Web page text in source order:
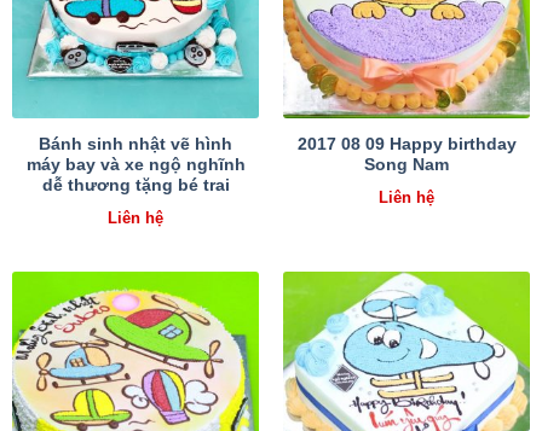
Bánh sinh nhật vẽ hình
máy bay và xe ngộ nghĩnh
dễ thương tặng bé trai
Liên hệ
2017 08 09 Happy birthday
Song Nam
Liên hệ